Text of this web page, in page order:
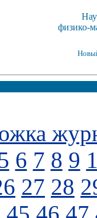
физико-
6 7 8 9
27 28